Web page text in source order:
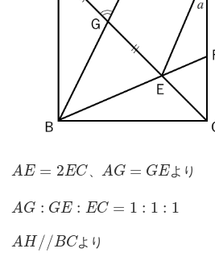
AE = 2EC AG = GEより
AG : GE : EC = 1 : 1 : 1
AH//BCより